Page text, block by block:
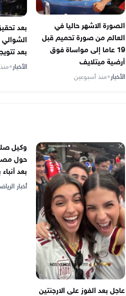
الصورة الاشهر حاليا في
العالم من صورة تحميم قبل
19 عاما إلى مواساة فوق
أرضية ميتلايف
الأخبار•منذ أسبوعين
بعد
الشوالي
بعد
الأخبار•
عاجل بعد الفوز على الارجنتين
وكيل
حول
بعد
أخبار